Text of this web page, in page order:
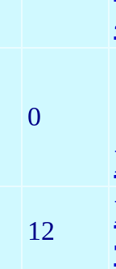
0
12